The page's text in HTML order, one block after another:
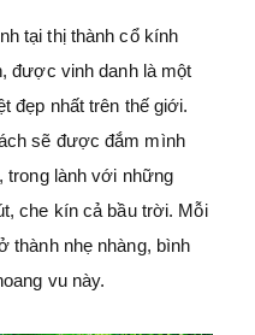
tại thị thành cổ kính
được vinh danh là một
đẹp nhất trên thế giới.
sẽ được đắm mình
trong lành với những
che kín cả bầu trời. Mỗi
thành nhẹ nhàng, bình
vu này.